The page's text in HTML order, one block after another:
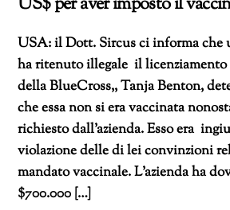
USA: il Dott. Sircus ci informa che
ha ritenuto illegale il
della BlueCross,, Tanja Benton,
che essa non si era vaccinata
richiesto dall’azienda. Esso era
violazione delle di lei convinzioni
mandato vaccinale. L’azienda ha
$700.000 […]